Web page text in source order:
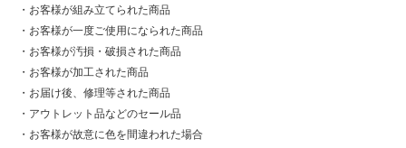
・お客様が組み立てられた商品
・お客様が一度ご使用になられた商品
・お客様が汚損・破損された商品
・お客様が加工された商品
・お届け後、修理等された商品
・アウトレット品などのセール品
・お客様が故意に色を間違われた場合